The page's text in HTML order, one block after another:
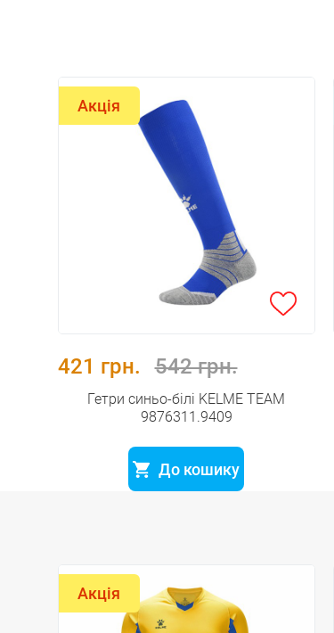
Акція
421 грн. 542 грн.
Гетри синьо-білі KELME TEAM
9876311.9409
До кошику
Акція